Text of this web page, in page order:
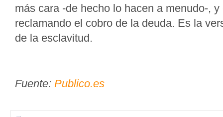
más cara -de hecho lo hacen a menudo-,
reclamando el cobro de la deuda. Es la
de la esclavitud.
Fuente: Publico.es